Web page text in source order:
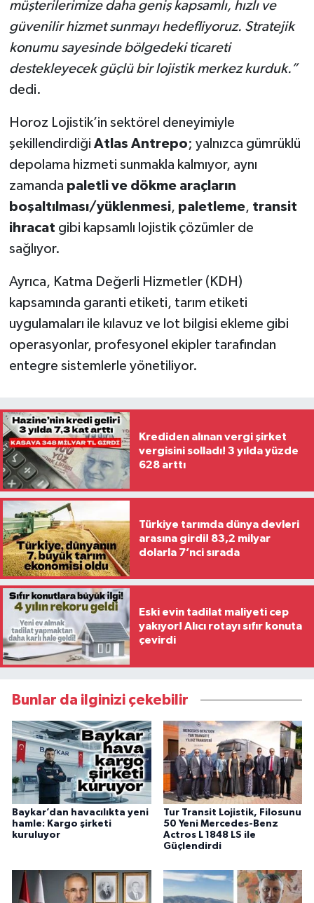
müşterilerimize daha geniş kapsamlı, hızlı ve
güvenilir hizmet sunmayı hedefliyoruz. Stratejik
konumu sayesinde bölgedeki ticareti
destekleyecek güçlü bir lojistik merkez kurduk.”
dedi.
Horoz Lojistik’in sektörel deneyimiyle
şekillendirdiği Atlas Antrepo; yalnızca gümrüklü
depolama hizmeti sunmakla kalmıyor, aynı
zamanda paletli ve dökme araçların
boşaltılması/yüklenmesi, paletleme, transit
ihracat gibi kapsamlı lojistik çözümler de
sağlıyor.
Ayrıca, Katma Değerli Hizmetler (KDH)
kapsamında garanti etiketi, tarım etiketi
uygulamaları ile kılavuz ve lot bilgisi ekleme gibi
operasyonlar, profesyonel ekipler tarafından
entegre sistemlerle yönetiliyor.
Krediden alınan vergi şirket
vergisini solladı! 3 yılda yüzde
628 arttı
Türkiye tarımda dünya devleri
arasına girdi! 83,2 milyar
dolarla 7’nci sırada
Eski evin tadilat maliyeti cep
yakıyor! Alıcı rotayı sıfır konuta
çevirdi
Bunlar da ilginizi çekebilir
Baykar’dan havacılıkta yeni
hamle: Kargo şirketi
kuruluyor
Tur Transit Lojistik, Filosunu
50 Yeni Mercedes-Benz
Actros L 1848 LS ile
Güçlendirdi